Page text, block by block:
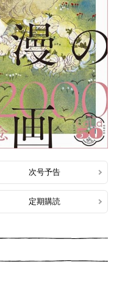
次号予告
定期購読